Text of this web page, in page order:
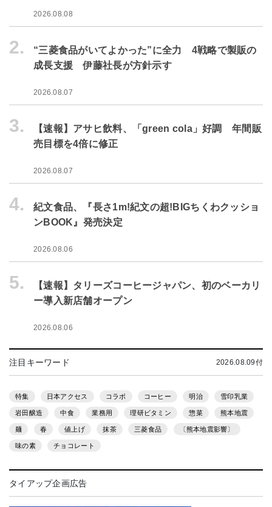
2026.08.08
2.
“三菱食品がいてよかった”に全力 4戦略で製販の
成長支援 伊藤社長が方針示す
2026.08.07
3.
【速報】アサヒ飲料、「green cola」好調 年間販
売目標を4倍に修正
2026.08.07
4.
紀文食品、『長さ1m!紀文の超!BIGちくわクッショ
ンBOOK』発売決定
2026.08.06
5.
【速報】タリーズコーヒージャパン、初のベーカリ
ー導入新店舗オープン
2026.08.06
注目キーワード 2026.08.09付
特集 日本アクセス コラボ コーヒー 明治 雪印乳業
岩田醸造 中食 業務用 理研ビタミン 惣菜 熊本地震
麺 春 値上げ 抹茶 三菱食品 〔熊本地震影響〕
味の素 チョコレート
タイアップ企画広告